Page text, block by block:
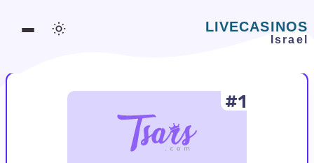
משחקים אונליין
#1